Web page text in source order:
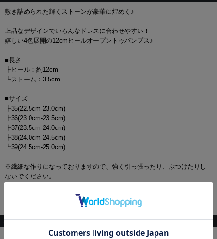
敷き詰められた輝くストーンが豪華に煌めく♪
上品なデザインでいろんなドレスに合わせやすい！
嬉しい4色展開の12cmヒールオープントゥパンプス♪
■長さ
┣ヒール：約12cm
┗ストーム：3.5cm
■サイズ
┣35(22.5cm-23.0cm)
┣36(23.0cm-23.5cm)
┣37(23.5cm-24.0cm)
┣38(24.0cm-24.5cm)
┗39(24.5cm-25.0cm)
※繊細な作りになっておりますので、強く引っ張ったり、ぶつけたりし
ないでください。
肌の弱い方は様子を見ながらご着用いただくことをお勧めいたします。
こちらもおすすめ♡